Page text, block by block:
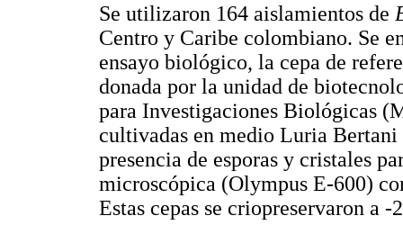
Se utilizaron 164 aislamientos de
Centro y Caribe colombiano. Se
ensayo biológico, la cepa de
donada por la unidad de
para Investigaciones Biológicas
cultivadas en medio Luria
presencia de esporas y cristales
microscópica (Olympus E-600)
Estas cepas se criopreservaron a